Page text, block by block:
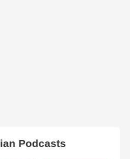
Podcasts